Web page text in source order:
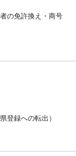
の免許換え・商号
登録への転出）